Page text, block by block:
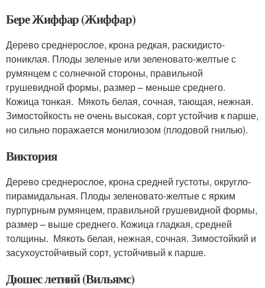
Бере Жиффар (Жиффар)
Дерево среднерослое, крона редкая, раскидисто-
пониклая. Плоды зеленые или зеленовато-желтые с
румянцем с солнечной стороны, правильной
грушевидной формы, размер – меньше среднего.
Кожица тонкая. Мякоть белая, сочная, тающая, нежная.
Зимостойкость не очень высокая, сорт устойчив к парше,
но сильно поражается монилиозом (плодовой гнилью).
Виктория
Дерево среднерослое, крона средней густоты, округло-
пирамидальная. Плоды зеленовато-желтые с ярким
пурпурным румянцем, правильной грушевидной формы,
размер – выше среднего. Кожица гладкая, средней
толщины. Мякоть белая, нежная, сочная. Зимостойкий и
засухоустойчивый сорт, устойчивый к парше.
Дюшес летний (Вильямс)